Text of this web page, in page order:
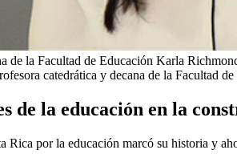
de la Facultad de Educación Karla
catedrática y decana de la Facultad
de la educación en la
Rica por la educación marcó su historia y